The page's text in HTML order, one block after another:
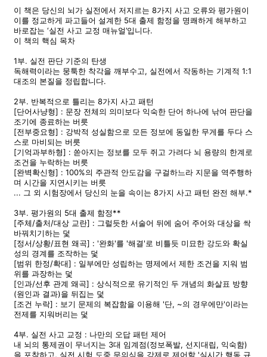
이 책은 당신의 뇌가 실전에서 저지르는 8가지 사고 오류와 평가원이
이를 정교하게 파고들어 설계한 5대 출제 함정을 명쾌하게 해부하고
바로잡는 ‘실전 사고 교정 매뉴얼’입니다.
이 책의 핵심 목차
1부. 실전 판단 기준의 탄생
독해력이라는 뭉툭한 착각을 깨부수고, 실전에서 작동하는 기계적 1:1
대조의 본질을 정립합니다.
2부. 반복적으로 틀리는 8가지 사고 패턴
[단어사냥형] : 문장 전체의 의미보다 익숙한 단어 하나에 낚여 판단을
조기에 종료하는 버릇
[전부중요형] : 강박적 성실함으로 모든 정보에 동일한 무게를 두다 스
스로 마비되는 버릇
[기억과부하형] : 쏟아지는 정보를 모두 쥐고 가려다 뇌 용량의 한계로
조건을 누락하는 버릇
[완벽확신형] : 100%의 주관적 안도감을 구걸하느라 지문을 역주행하
며 시간을 지연시키는 버릇
... 그 외 시험장에서 당신의 눈을 속이는 8가지 사고 패턴 완전 해부.*
3부. 평가원의 5대 출제 함정**
[주체/출처/대상 교란] : 그럴듯한 서술어 뒤에 숨어 주어와 대상을 싹
바꿔치기하는 덫
[정서/상황/표현 왜곡] : '완화'를 '해결'로 비틀듯 미묘한 강도와 확실
성의 경계를 조작하는 덫
[범위 한정/확대] : 일부에만 성립하는 명제에서 제한 조건을 지워 범
위를 과장하는 덫
[인과/선후 관계 왜곡] : 상식적으로 유기적인 두 개념의 화살표 방향
(원인과 결과)을 뒤집는 덫
[조건 누락] : 보기 문제의 복잡함을 이용해 '단, ~의 경우에만'이라는
전제를 지워버리는 덫
4부. 실전 사고 교정 : 나만의 오답 패턴 제어
내 뇌의 통제권이 무너지는 3대 임계점(정보폭발, 선지대립, 익숙함)
을 포착하고, 실전 시험 도중 무의식을 강제로 제어할 '실시간 행동 규